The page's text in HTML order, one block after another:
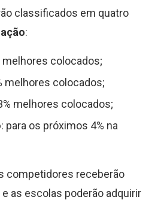
classificados em quatro
:
melhores colocados;
melhores colocados;
melhores colocados;
: para os próximos 4% na
competidores receberão
as escolas poderão adquirir